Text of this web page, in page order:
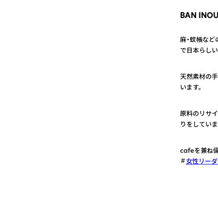
BAN
麻・蚊帳な
で日本らし
天然素材の
います。
原料のリサ
りをしていま
cafeを兼ね
女性リー